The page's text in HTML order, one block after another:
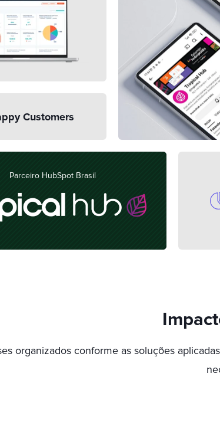
Customers
Parceiro HubSpot Brasil
organizados conforme as soluções